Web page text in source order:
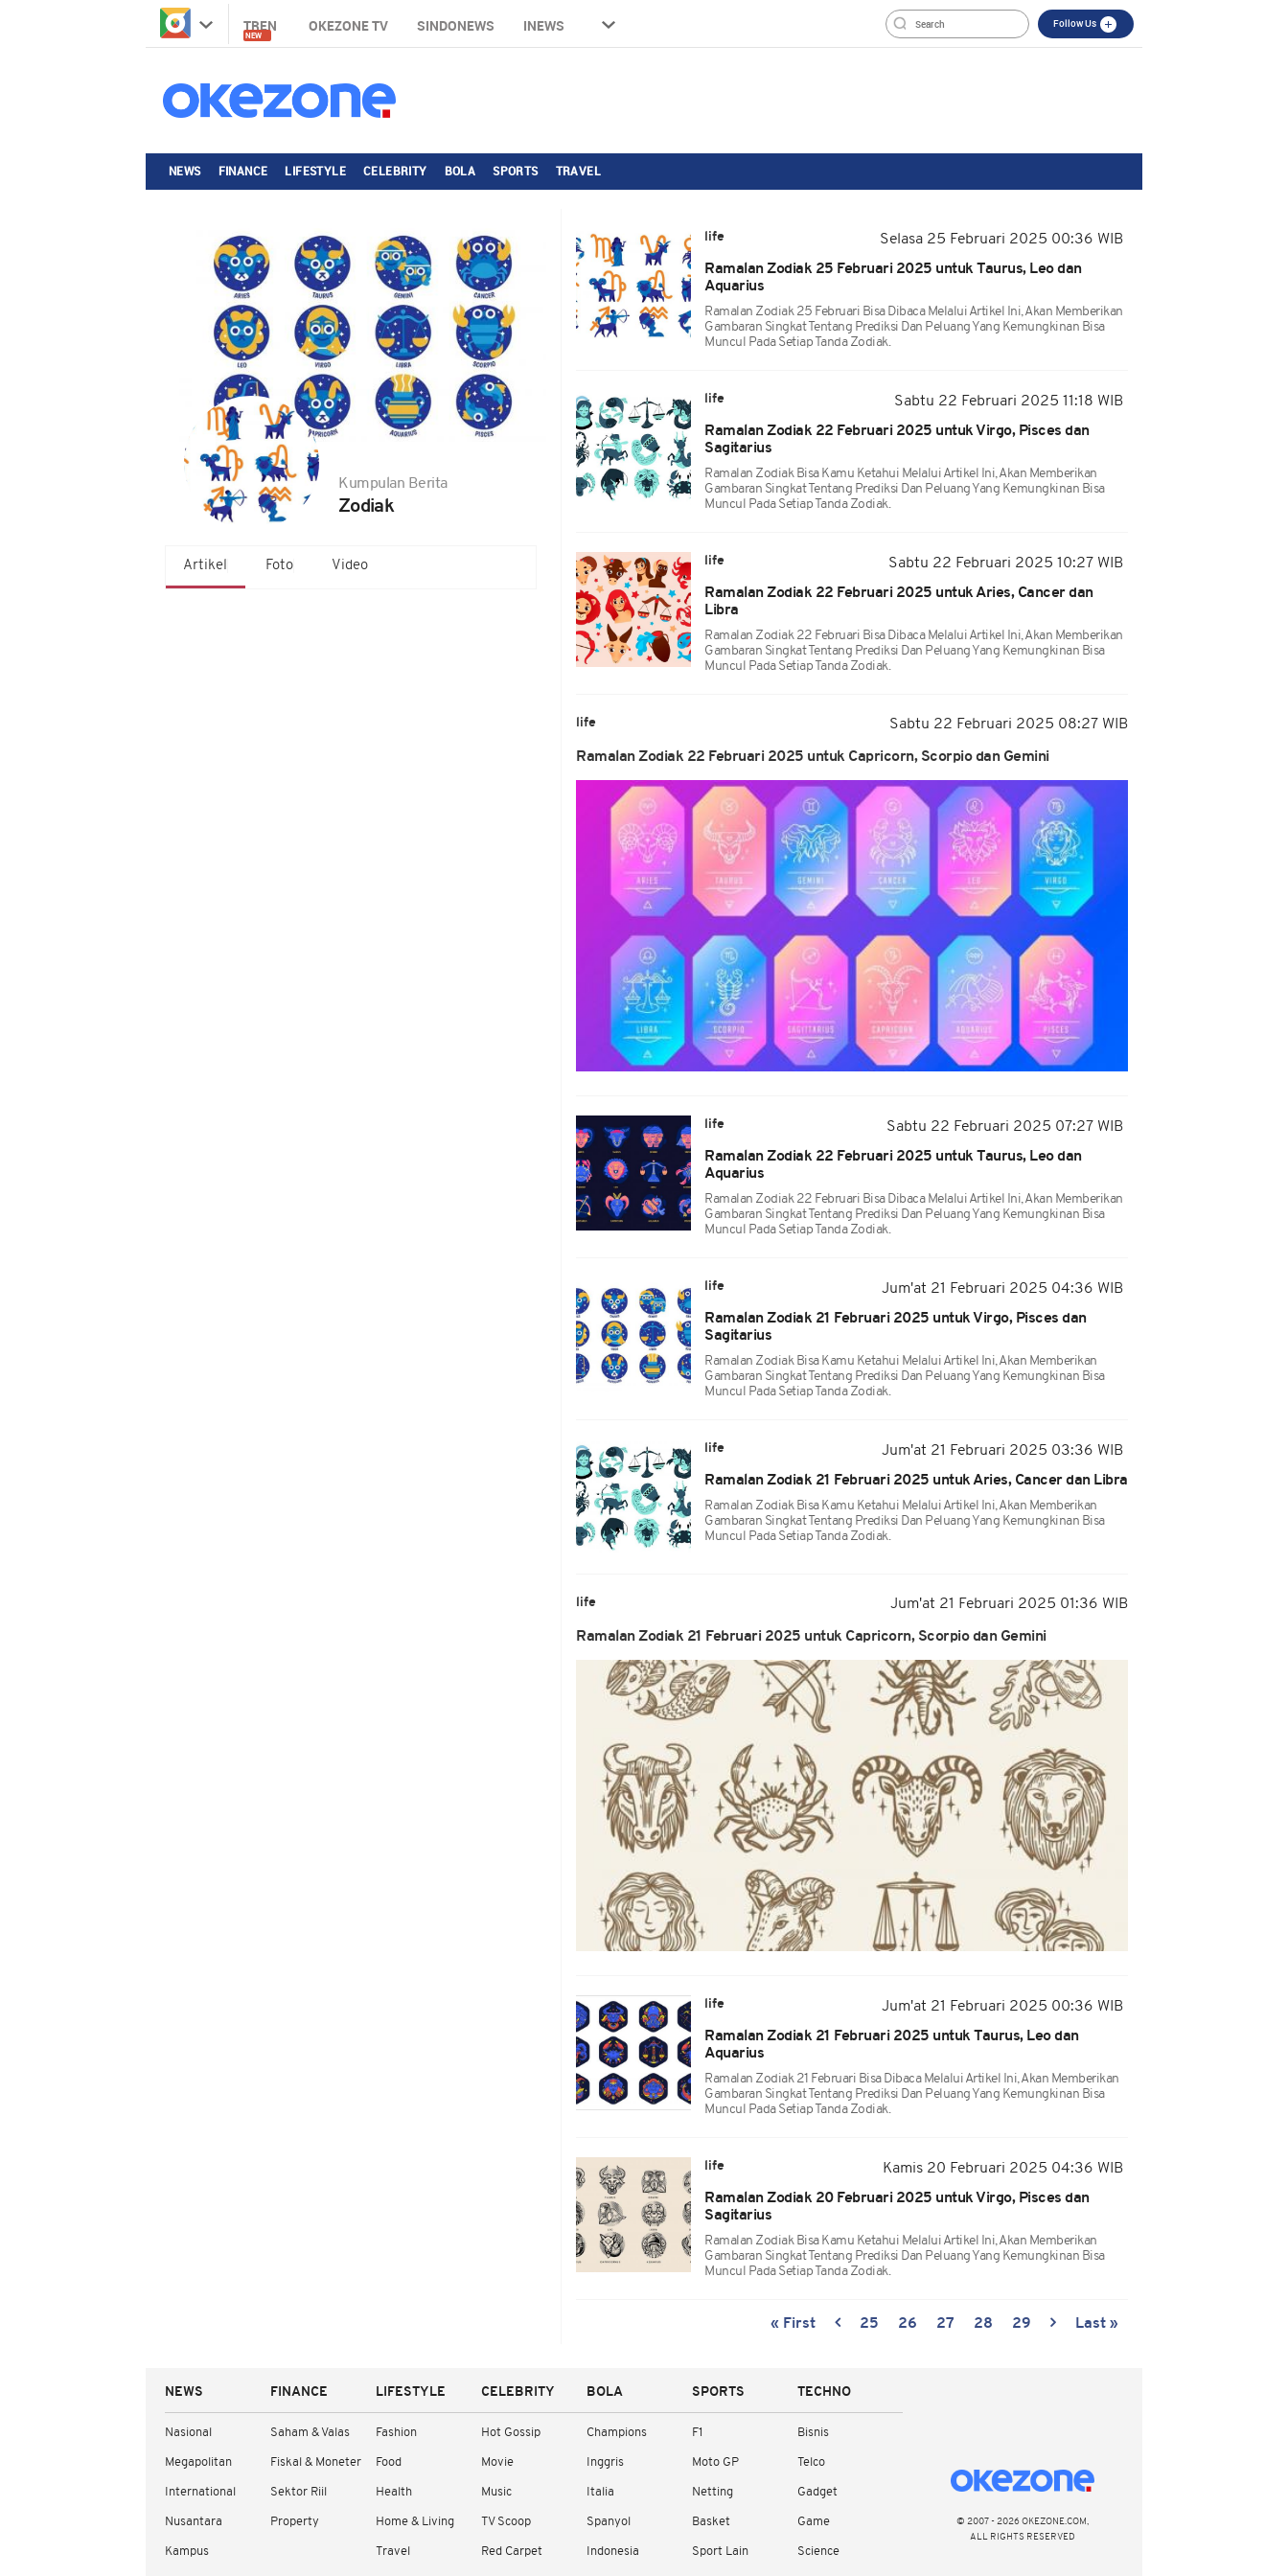
TREN
NEW
OKEZONE TV SINDONEWS INEWS Follow Us
NEWS FINANCE LIFESTYLE CELEBRITY BOLA SPORTS TRAVEL
Kumpulan Berita
Zodiak
Artikel Foto Video
life
Selasa 25 Februari 2025 00:36 WIB
Ramalan Zodiak 25 Februari 2025 untuk Taurus, Leo dan
Aquarius
Ramalan Zodiak 25 Februari Bisa Dibaca Melalui Artikel Ini, Akan Memberikan
Gambaran Singkat Tentang Prediksi Dan Peluang Yang Kemungkinan Bisa
Muncul Pada Setiap Tanda Zodiak.
life
Sabtu 22 Februari 2025 11:18 WIB
Ramalan Zodiak 22 Februari 2025 untuk Virgo, Pisces dan
Sagitarius
Ramalan Zodiak Bisa Kamu Ketahui Melalui Artikel Ini, Akan Memberikan
Gambaran Singkat Tentang Prediksi Dan Peluang Yang Kemungkinan Bisa
Muncul Pada Setiap Tanda Zodiak.
life
Sabtu 22 Februari 2025 10:27 WIB
Ramalan Zodiak 22 Februari 2025 untuk Aries, Cancer dan
Libra
Ramalan Zodiak 22 Februari Bisa Dibaca Melalui Artikel Ini, Akan Memberikan
Gambaran Singkat Tentang Prediksi Dan Peluang Yang Kemungkinan Bisa
Muncul Pada Setiap Tanda Zodiak.
life Sabtu 22 Februari 2025 08:27 WIB
Ramalan Zodiak 22 Februari 2025 untuk Capricorn, Scorpio dan Gemini
life
Sabtu 22 Februari 2025 07:27 WIB
Ramalan Zodiak 22 Februari 2025 untuk Taurus, Leo dan
Aquarius
Ramalan Zodiak 22 Februari Bisa Dibaca Melalui Artikel Ini, Akan Memberikan
Gambaran Singkat Tentang Prediksi Dan Peluang Yang Kemungkinan Bisa
Muncul Pada Setiap Tanda Zodiak.
life
Jum'at 21 Februari 2025 04:36 WIB
Ramalan Zodiak 21 Februari 2025 untuk Virgo, Pisces dan
Sagitarius
Ramalan Zodiak Bisa Kamu Ketahui Melalui Artikel Ini, Akan Memberikan
Gambaran Singkat Tentang Prediksi Dan Peluang Yang Kemungkinan Bisa
Muncul Pada Setiap Tanda Zodiak.
life
Jum'at 21 Februari 2025 03:36 WIB
Ramalan Zodiak 21 Februari 2025 untuk Aries, Cancer dan Libra
Ramalan Zodiak Bisa Kamu Ketahui Melalui Artikel Ini, Akan Memberikan
Gambaran Singkat Tentang Prediksi Dan Peluang Yang Kemungkinan Bisa
Muncul Pada Setiap Tanda Zodiak.
life Jum'at 21 Februari 2025 01:36 WIB
Ramalan Zodiak 21 Februari 2025 untuk Capricorn, Scorpio dan Gemini
life
Jum'at 21 Februari 2025 00:36 WIB
Ramalan Zodiak 21 Februari 2025 untuk Taurus, Leo dan
Aquarius
Ramalan Zodiak 21 Februari Bisa Dibaca Melalui Artikel Ini, Akan Memberikan
Gambaran Singkat Tentang Prediksi Dan Peluang Yang Kemungkinan Bisa
Muncul Pada Setiap Tanda Zodiak.
life
Kamis 20 Februari 2025 04:36 WIB
Ramalan Zodiak 20 Februari 2025 untuk Virgo, Pisces dan
Sagitarius
Ramalan Zodiak Bisa Kamu Ketahui Melalui Artikel Ini, Akan Memberikan
Gambaran Singkat Tentang Prediksi Dan Peluang Yang Kemungkinan Bisa
Muncul Pada Setiap Tanda Zodiak.
« First 25 26 27 28 29 Last »
NEWS
Nasional
Megapolitan
International
Nusantara
Kampus
FINANCE
Saham & Valas
Fiskal & Moneter
Sektor Riil
Property
LIFESTYLE
Fashion
Food
Health
Home & Living
Travel
CELEBRITY
Hot Gossip
Movie
Music
TV Scoop
Red Carpet
BOLA
Champions
Inggris
Italia
Spanyol
Indonesia
SPORTS
F1
Moto GP
Netting
Basket
Sport Lain
TECHNO
Bisnis
Telco
Gadget
Game
Science
© 2007 - 2026 OKEZONE.COM,
ALL RIGHTS RESERVED